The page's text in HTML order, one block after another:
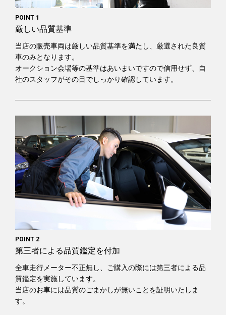
POINT 1
厳しい品質基準
当店の販売車両は厳しい品質基準を満たし、厳選された良質
車のみとなります。
オークション会場等の基準はあいまいですので信用せず、自
社のスタッフがその目でしっかり確認しています。
POINT 2
第三者による品質鑑定を付加
全車走行メーター不正無し、ご購入の際には第三者による品
質鑑定を実施しています。
当店のお車には品質のごまかしが無いことを証明いたしま
す。